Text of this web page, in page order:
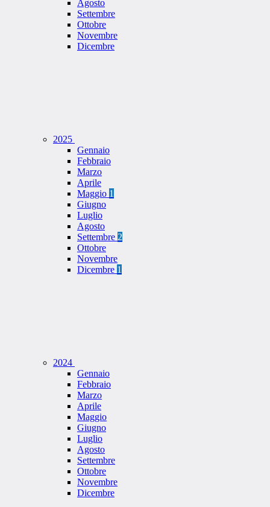
Agosto
Settembre
Ottobre
Novembre
Dicembre
2025
Gennaio
Febbraio
Marzo
Aprile
Maggio 1
Giugno
Luglio
Agosto
Settembre 2
Ottobre
Novembre
Dicembre 1
2024
Gennaio
Febbraio
Marzo
Aprile
Maggio
Giugno
Luglio
Agosto
Settembre
Ottobre
Novembre
Dicembre